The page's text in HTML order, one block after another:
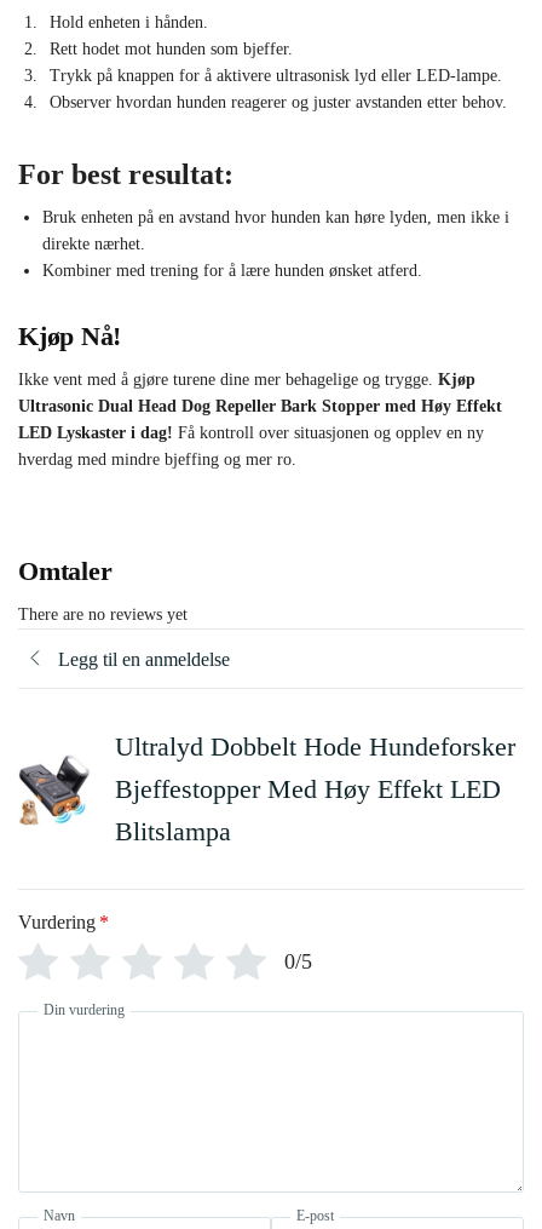
Hold enheten i hånden.
Rett hodet mot hunden som bjeffer.
Trykk på knappen for å aktivere ultrasonisk lyd eller LED-lampe.
Observer hvordan hunden reagerer og juster avstanden etter behov.
For best resultat:
Bruk enheten på en avstand hvor hunden kan høre lyden, men ikke i
direkte nærhet.
Kombiner med trening for å lære hunden ønsket atferd.
Kjøp Nå!
Ikke vent med å gjøre turene dine mer behagelige og trygge. Kjøp
Ultrasonic Dual Head Dog Repeller Bark Stopper med Høy Effekt
LED Lyskaster i dag! Få kontroll over situasjonen og opplev en ny
hverdag med mindre bjeffing og mer ro.
Omtaler
There are no reviews yet
Legg til en anmeldelse
Ultralyd Dobbelt Hode Hundeforsker
Bjeffestopper Med Høy Effekt LED
Blitslampa
Vurdering *
0/5
Din vurdering
Navn E-post